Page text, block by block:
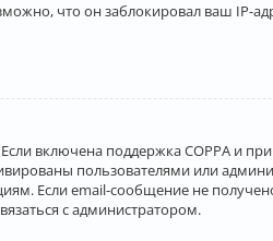
что он заблокировал ваш IP-
включена поддержка COPPA и
пользователями или
Если email-сообщение не
с администратором.